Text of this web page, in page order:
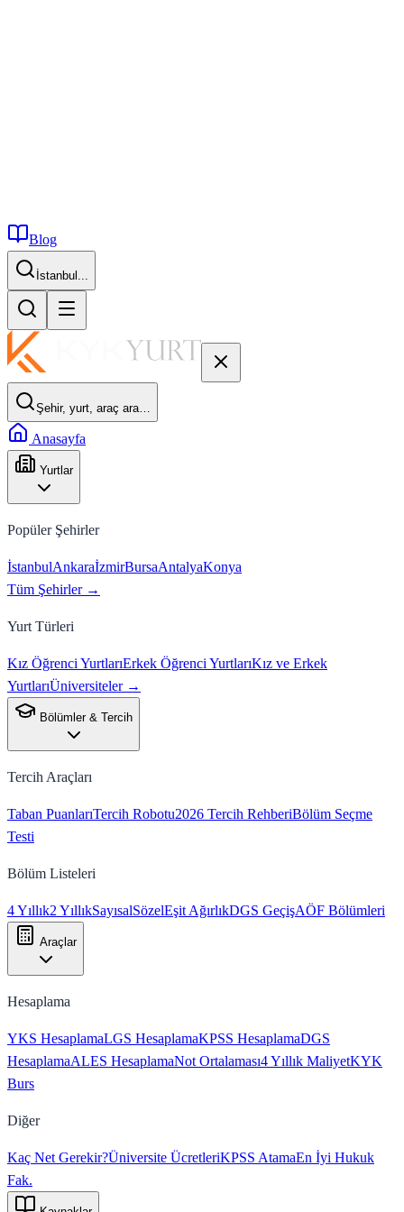
Blog
İstanbul...
Şehir, yurt, araç ara…
Anasayfa
Yurtlar
Popüler Şehirler
İstanbulAnkaraİzmirBursaAntalyaKonya
Tüm Şehirler →
Yurt Türleri
Kız Öğrenci YurtlarıErkek Öğrenci YurtlarıKız ve Erkek
YurtlarıÜniversiteler →
Bölümler & Tercih
Tercih Araçları
Taban PuanlarıTercih Robotu2026 Tercih RehberiBölüm Seçme
Testi
Bölüm Listeleri
4 Yıllık2 YıllıkSayısalSözelEşit AğırlıkDGS GeçişAÖF Bölümleri
Araçlar
Hesaplama
YKS HesaplamaLGS HesaplamaKPSS HesaplamaDGS
HesaplamaALES HesaplamaNot Ortalaması4 Yıllık MaliyetKYK
Burs
Diğer
Kaç Net Gerekir?Üniversite ÜcretleriKPSS AtamaEn İyi Hukuk
Fak.